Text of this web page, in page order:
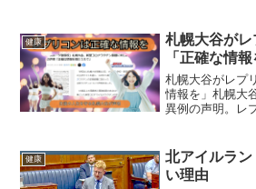
健康
札幌大谷が
「正確な情報
札幌大谷がレプ
情報を」札幌大
異例の声明。レ
は「正確な情報
と。ホットペッ
ゃなく、LAVA
優秀な医療従事
健康
北アイルラ
い理由